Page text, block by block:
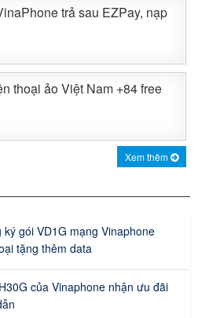
trả sau EZPay, nạp
thoại ảo Việt Nam +84 free
Xem thêm
gói VD1G mạng Vinaphone
tặng thêm data
của Vinaphone nhận ưu đãi